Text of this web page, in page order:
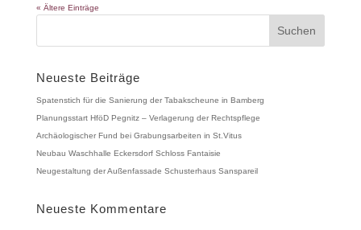
« Ältere Einträge
Neueste Beiträge
Spatenstich für die Sanierung der Tabakscheune in Bamberg
Planungsstart HföD Pegnitz – Verlagerung der Rechtspflege
Archäologischer Fund bei Grabungsarbeiten in St.Vitus
Neubau Waschhalle Eckersdorf Schloss Fantaisie
Neugestaltung der Außenfassade Schusterhaus Sanspareil
Neueste Kommentare